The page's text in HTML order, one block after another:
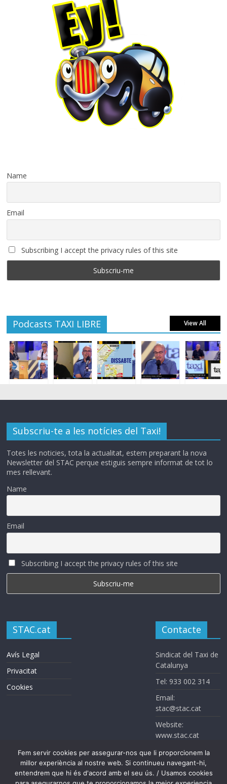
Name
Email
Subscribing I accept the privacy rules of this site
Podcasts TAXI LIBRE View All
Subscriu-te a les notícies del Taxi!
Totes les noticies, tota la actualitat, estem preparant la nova
Newsletter del STAC perque estiguis sempre informat de tot lo
mes rellevant.
Name
Email
Subscribing I accept the privacy rules of this site
STAC.cat
Avís Legal
Privacitat
Cookies
Contacte
Sindicat del Taxi de
Catalunya
Tel: 933 002 314
Email:
stac@stac.cat
Website:
www.stac.cat
Fem servir cookies per assegurar-nos que li proporcionem la
millor experiència al nostre web. Si continueu navegant-hi,
entendrem que hi és d'acord amb el seu ús. / Usamos cookies